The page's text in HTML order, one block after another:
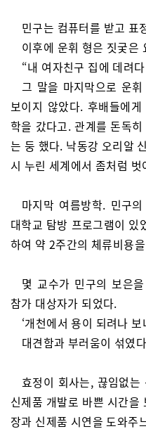
민구는 컴퓨터를 받고 표
이후에 운휘 형은 짓궂은
“내 여자친구 집에 데려
그 말을 마지막으로 운
보이지 않았다. 후배들에
학을 갔다고. 관계를 돈독
는 둥 했다. 낙동강 오리알
시 누린 세계에서 좀처럼
마지막 여름방학. 민구
대학교 탐방 프로그램이 있
하여 약 2주간의 체류비용
몇 교수가 민구의 보은
참가 대상자가 되었다.
‘개천에서 용이 되려나 보
대견함과 부러움이 섞였
효정이 회사는, 끊임없
신제품 개발로 바쁜 시간
장과 신제품 시연을 도와주